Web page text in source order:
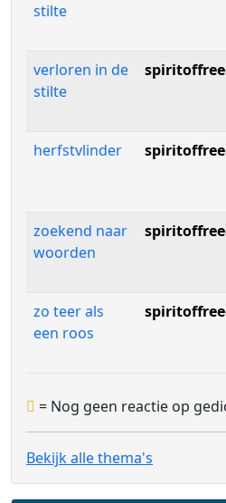
stilte
verloren in de
stilte
herfstvlinder
zoekend naar
woorden
zo teer als
een roos
= Nog geen reactie op
Bekijk alle thema's